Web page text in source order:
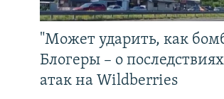
"Может ударить, как
Блогеры – о последствиях
атак на Wildberries